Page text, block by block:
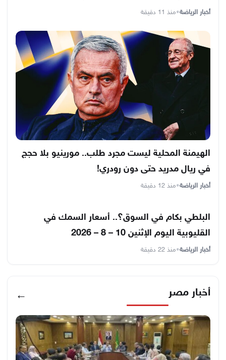
أخبار الرياضة•منذ 11 دقيقة
الهيمنة المحلية ليست مجرد طلب.. مورينيو بلا حجج
في ريال مدريد حتى دون رودري!
أخبار الرياضة•منذ 12 دقيقة
البلطي بكام في السوق؟.. أسعار السمك في
القليوبية اليوم الإثنين 10 – 8 – 2026
أخبار الرياضة•منذ 22 دقيقة
أخبار مصر ←